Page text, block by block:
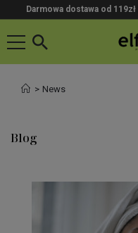
Darmowa dostawa od 119zł |
News
Blog